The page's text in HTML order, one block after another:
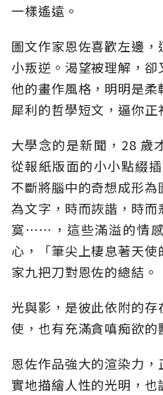
一樣遙遠。
圖文作家恩佐喜歡左邊
小叛逆。渴望被理解，
他的畫作風格，明明是
犀利的哲學短文，逼你正
大學念的是新聞，28 歲
從報紙版面的小小點綴
不斷將腦中的奇想成形
為文字，時而詼諧，時
寞⋯⋯，這些滿溢的情
心，「筆尖上棲息著天
家九把刀對恩佐的總結。
光與影，是彼此依附的
使，也有充滿貪嗔痴欲的
恩佐作品強大的渲染力
實地描繪人性的光明，也